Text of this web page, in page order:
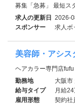
募集「急募」 最短ス
求人の更新日 2026-
スポンサー
求人ボ
美容師・アシス
ヘアカラー専門店
勤務地
大阪市
給与タイプ
月給
雇用形態
契約社